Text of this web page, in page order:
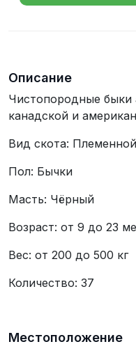
Описание
Чистопородные быки
канадской и
Вид скота: Племенной
Пол: Бычки
Масть: Чёрный
Возраст: от 9 до 23
Вес: от 200 до 500 кг
Количество: 37
Местоположение